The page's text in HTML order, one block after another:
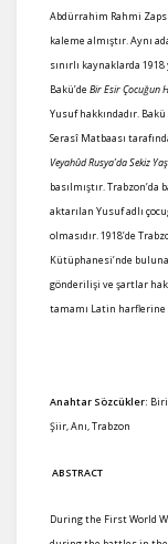
Abdürrahim Rahmi
kaleme almıştır. Aynı
sınırlı kaynaklarda
Bakü’deBir Esir Çocuğun
Yusuf hakkındadır.
Serasî Matbaası
Veyahûd Rusya’da Sekiz
basılmıştır.
aktarılan Yusuf adlı
olmasıdır. 1918’de
Kütüphanesi’nde
gönderilişi ve şartlar
tamamı Latin harflerine
Anahtar Sözcükler:
Şiir, Anı, Trabzon
ABSTRACT
During the First World